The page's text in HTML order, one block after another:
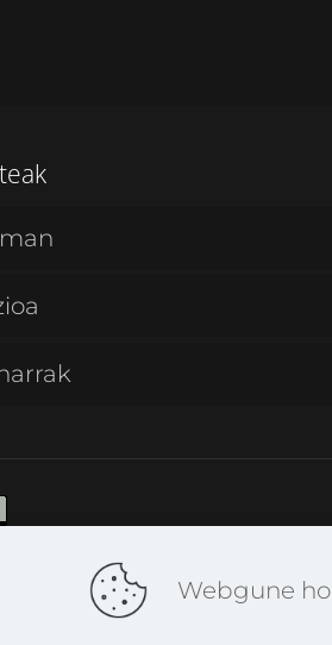
Commons | Aitortu-
Webgune